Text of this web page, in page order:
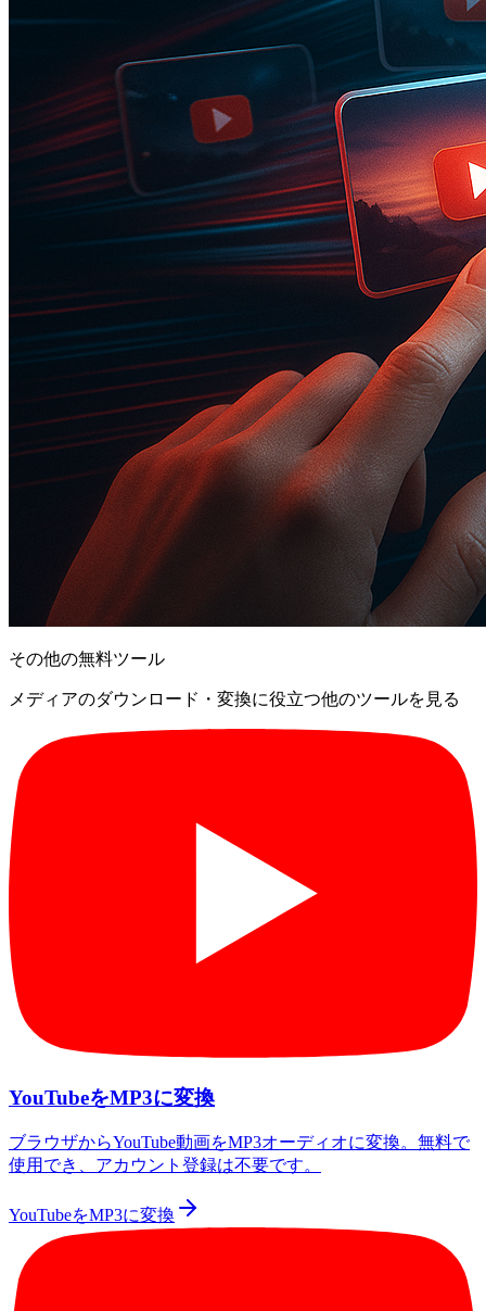
その他の無料ツール
メディアのダウンロード・変換に役立つ他のツールを見る
YouTubeをMP3に変換
ブラウザからYouTube動画をMP3オーディオに変換。無料で
使用でき、アカウント登録は不要です。
YouTubeをMP3に変換